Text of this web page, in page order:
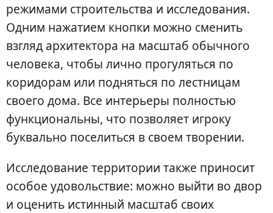
режимами строительства и исследования.
Одним нажатием кнопки можно сменить
взгляд архитектора на масштаб обычного
человека, чтобы лично прогуляться по
коридорам или подняться по лестницам
своего дома. Все интерьеры полностью
функциональны, что позволяет игроку
буквально поселиться в своем творении.
Исследование территории также приносит
особое удовольствие: можно выйти во двор
и оценить истинный масштаб своих